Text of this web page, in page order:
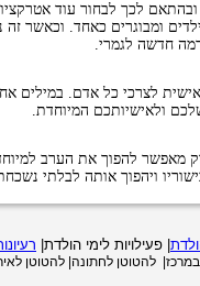
לכך לבחור עוד
ומבוגרים כאחד. וכאשר
חדשה לגמרי.
לצרכי כל אדם. במילים
ולאישיותכם המיוחדת.
מאפשר להפוך את הערב
ויהפוך אותה לבלתי
| פעילויות לימי הולדת|
במרכז| להטוטן לחתונה| להטוטן